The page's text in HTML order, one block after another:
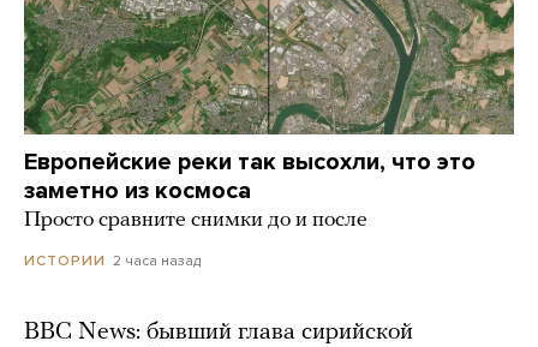
Европейские реки так высохли, что это
заметно из космоса
Просто сравните снимки до и после
ИСТОРИИ 2 часа назад
BBC News: бывший глава сирийской